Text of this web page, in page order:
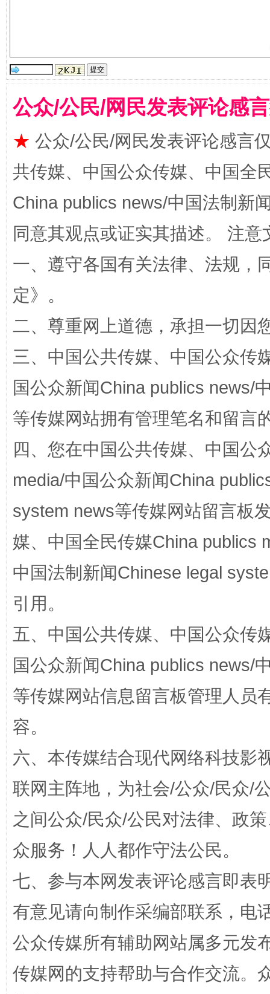
解纷+调解+退费，一次搞定
站台名比不上好声名
漫山遍野的桃花与雪山、麦地、白藏房 除
招工难、用工荒背后
公众/公民/网民发表评论感
★ 公众/公民/网民发表评论感言
共传媒、中国公众传媒、中国全
China publics news/中国法制新
同意其观点或证实其描述。 注
一、遵守各国有关法律、法规，
定》。
二、尊重网上道德，承担一切因
三、中国公共传媒、中国公众传
国公众新闻China publics news/
等传媒网站拥有管理笔名和留言
四、您在中国公共传媒、中国公
media/中国公众新闻China
system news等传媒网站留言板
媒、中国全民传媒China publics
中国法制新闻Chinese legal
引用。
五、中国公共传媒、中国公众传
国公众新闻China publics news/
等传媒网站信息留言板管理人员
容。
六、本传媒结合现代网络科技影
联网主阵地，为社会/公众/民众/
之间公众/民众/公民对法律、政
众服务！人人都作守法公民。
七、参与本网发表评论感言即表
有意见请向制作采编部联系，电
公众传媒所有辅助网站属多元发
传媒网的支持帮助与合作交流。